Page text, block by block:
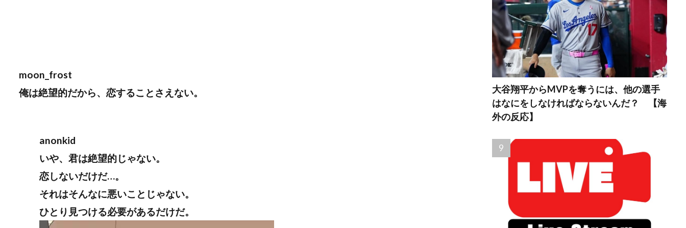
moon_frost
俺は絶望的だから、恋することさえない。
anonkid
いや、君は絶望的じゃない。
恋しないだけだ…。
それはそんなに悪いことじゃない。
ひとり見つける必要があるだけだ。
大谷翔平からMVPを奪うには、他の選手
はなにをしなければならないんだ？ 【海
外の反応】